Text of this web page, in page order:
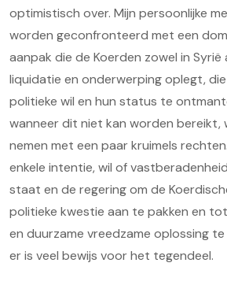
optimistisch over. Mijn persoonlijke
worden geconfronteerd met een
aanpak die de Koerden zowel in Syrië
liquidatie en onderwerping oplegt,
politieke wil en hun status te
wanneer dit niet kan worden bereikt,
nemen met een paar kruimels
enkele intentie, wil of
staat en de regering om de
politieke kwestie aan te pakken en
en duurzame vreedzame oplossing te
er is veel bewijs voor het tegendeel.